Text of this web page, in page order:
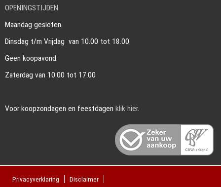
OPENINGSTIJDEN
Maandag gesloten.
Dinsdag t/m Vrijdag van 10.00 tot 18.00
Geen koopavond.
Zaterdag van 10.00 tot 17.00
Voor koopzondagen en feestdagen klik hier.
Privacyverklaring Disclaimer